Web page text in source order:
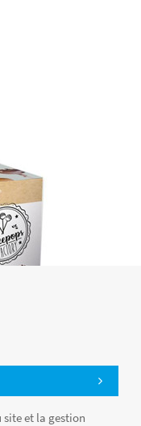
site et la gestion